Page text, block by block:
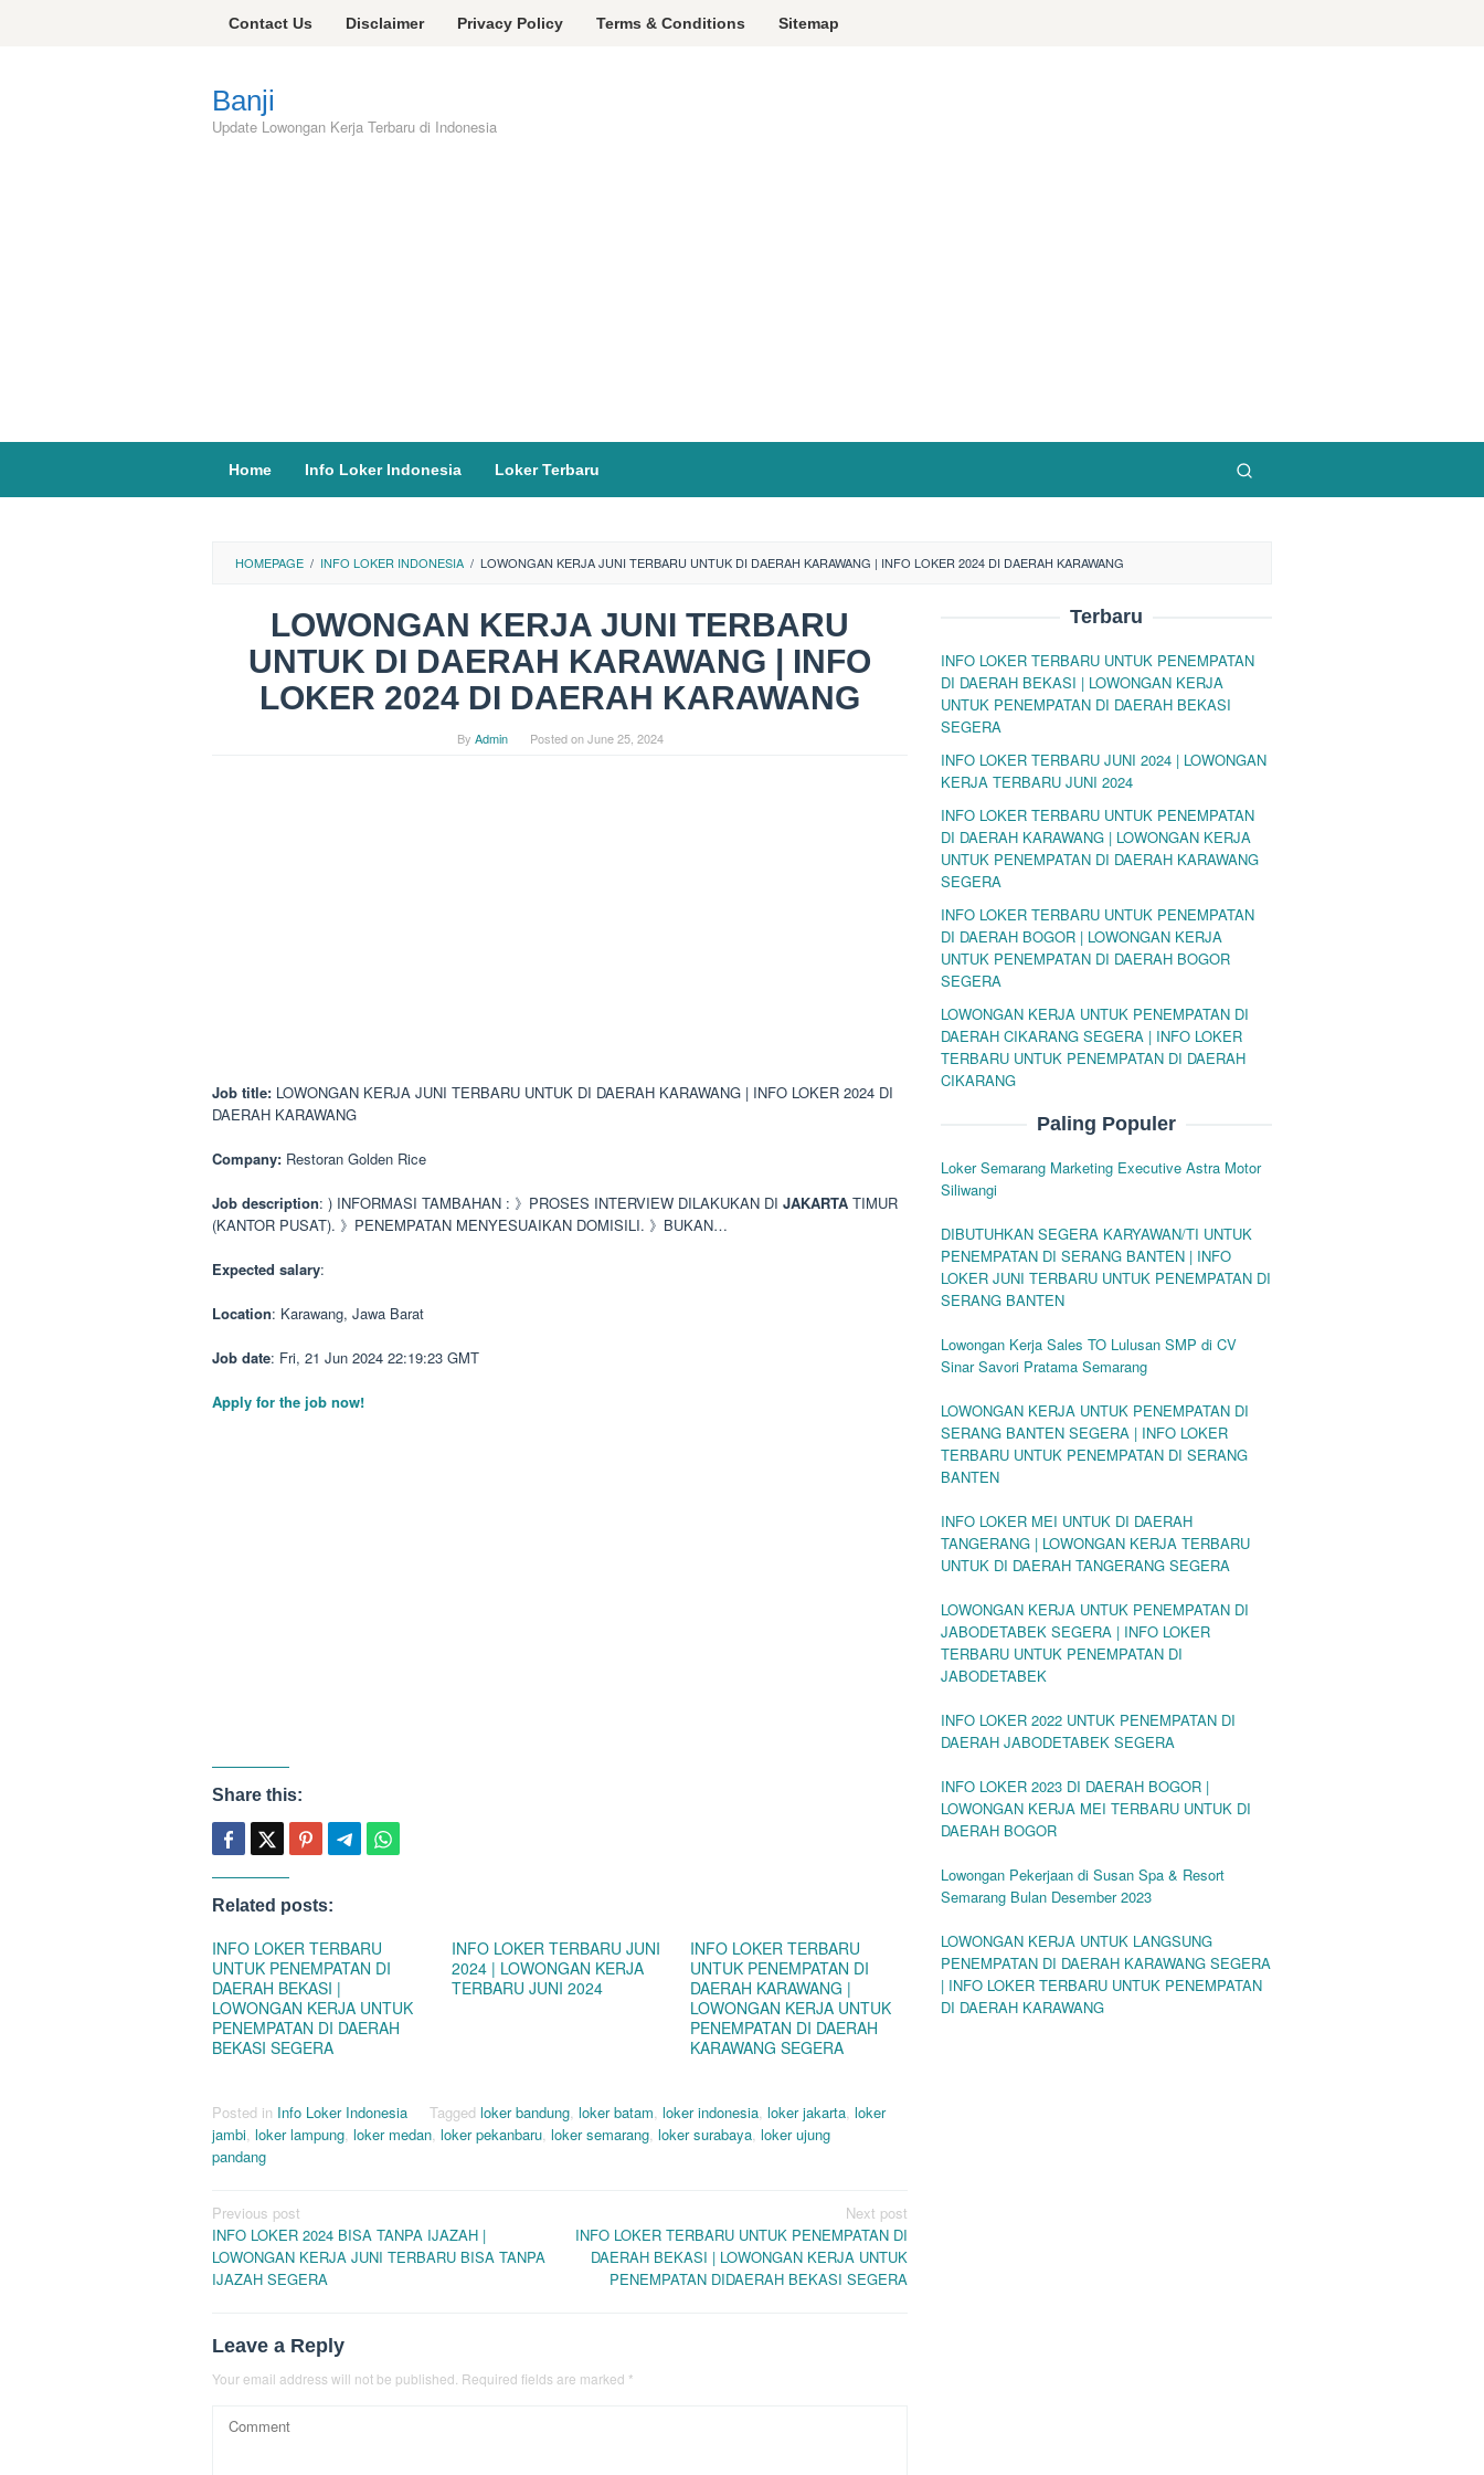
Contact Us Disclaimer Privacy Policy Terms & Conditions Sitemap
Banji
Update Lowongan Kerja Terbaru di Indonesia
Home Info Loker Indonesia Loker Terbaru
HOMEPAGE / INFO LOKER INDONESIA / LOWONGAN KERJA JUNI TERBARU UNTUK DI DAERAH KARAWANG | INFO LOKER 2024 DI DAERAH KARAWANG
LOWONGAN KERJA JUNI TERBARU
UNTUK DI DAERAH KARAWANG | INFO
LOKER 2024 DI DAERAH KARAWANG
By Admin Posted onJune 25, 2024
Job title: LOWONGAN KERJA JUNI TERBARU UNTUK DI DAERAH KARAWANG | INFO LOKER 2024 DI
DAERAH KARAWANG
Company: Restoran Golden Rice
Job description: ) INFORMASI TAMBAHAN : 》PROSES INTERVIEW DILAKUKAN DI JAKARTA TIMUR
(KANTOR PUSAT). 》PENEMPATAN MENYESUAIKAN DOMISILI. 》BUKAN…
Expected salary:
Location: Karawang, Jawa Barat
Job date: Fri, 21 Jun 2024 22:19:23 GMT
Apply for the job now!
Share this:
Related posts:
INFO LOKER TERBARU
UNTUK PENEMPATAN DI
DAERAH BEKASI |
LOWONGAN KERJA UNTUK
PENEMPATAN DI DAERAH
BEKASI SEGERA
INFO LOKER TERBARU JUNI
2024 | LOWONGAN KERJA
TERBARU JUNI 2024
INFO LOKER TERBARU
UNTUK PENEMPATAN DI
DAERAH KARAWANG |
LOWONGAN KERJA UNTUK
PENEMPATAN DI DAERAH
KARAWANG SEGERA
Posted in Info Loker Indonesia Tagged loker bandung, loker batam, loker indonesia, loker jakarta, loker
jambi, loker lampung, loker medan, loker pekanbaru, loker semarang, loker surabaya, loker ujung
pandang
Post
navigation
Previous post
INFO LOKER 2024 BISA TANPA IJAZAH |
LOWONGAN KERJA JUNI TERBARU BISA TANPA
IJAZAH SEGERA
Next post
INFO LOKER TERBARU UNTUK PENEMPATAN DI
DAERAH BEKASI | LOWONGAN KERJA UNTUK
PENEMPATAN DIDAERAH BEKASI SEGERA
Leave a Reply
Your email address will not be published. Required fields are marked *
Terbaru
INFO LOKER TERBARU UNTUK PENEMPATAN
DI DAERAH BEKASI | LOWONGAN KERJA
UNTUK PENEMPATAN DI DAERAH BEKASI
SEGERA
INFO LOKER TERBARU JUNI 2024 | LOWONGAN
KERJA TERBARU JUNI 2024
INFO LOKER TERBARU UNTUK PENEMPATAN
DI DAERAH KARAWANG | LOWONGAN KERJA
UNTUK PENEMPATAN DI DAERAH KARAWANG
SEGERA
INFO LOKER TERBARU UNTUK PENEMPATAN
DI DAERAH BOGOR | LOWONGAN KERJA
UNTUK PENEMPATAN DI DAERAH BOGOR
SEGERA
LOWONGAN KERJA UNTUK PENEMPATAN DI
DAERAH CIKARANG SEGERA | INFO LOKER
TERBARU UNTUK PENEMPATAN DI DAERAH
CIKARANG
Paling Populer
Loker Semarang Marketing Executive Astra Motor
Siliwangi
DIBUTUHKAN SEGERA KARYAWAN/TI UNTUK
PENEMPATAN DI SERANG BANTEN | INFO
LOKER JUNI TERBARU UNTUK PENEMPATAN DI
SERANG BANTEN
Lowongan Kerja Sales TO Lulusan SMP di CV
Sinar Savori Pratama Semarang
LOWONGAN KERJA UNTUK PENEMPATAN DI
SERANG BANTEN SEGERA | INFO LOKER
TERBARU UNTUK PENEMPATAN DI SERANG
BANTEN
INFO LOKER MEI UNTUK DI DAERAH
TANGERANG | LOWONGAN KERJA TERBARU
UNTUK DI DAERAH TANGERANG SEGERA
LOWONGAN KERJA UNTUK PENEMPATAN DI
JABODETABEK SEGERA | INFO LOKER
TERBARU UNTUK PENEMPATAN DI
JABODETABEK
INFO LOKER 2022 UNTUK PENEMPATAN DI
DAERAH JABODETABEK SEGERA
INFO LOKER 2023 DI DAERAH BOGOR |
LOWONGAN KERJA MEI TERBARU UNTUK DI
DAERAH BOGOR
Lowongan Pekerjaan di Susan Spa & Resort
Semarang Bulan Desember 2023
LOWONGAN KERJA UNTUK LANGSUNG
PENEMPATAN DI DAERAH KARAWANG SEGERA
| INFO LOKER TERBARU UNTUK PENEMPATAN
DI DAERAH KARAWANG